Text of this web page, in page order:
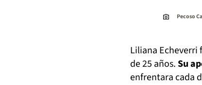
Pecoso
Liliana Echeverri
de 25 años. Su
enfrentara cada